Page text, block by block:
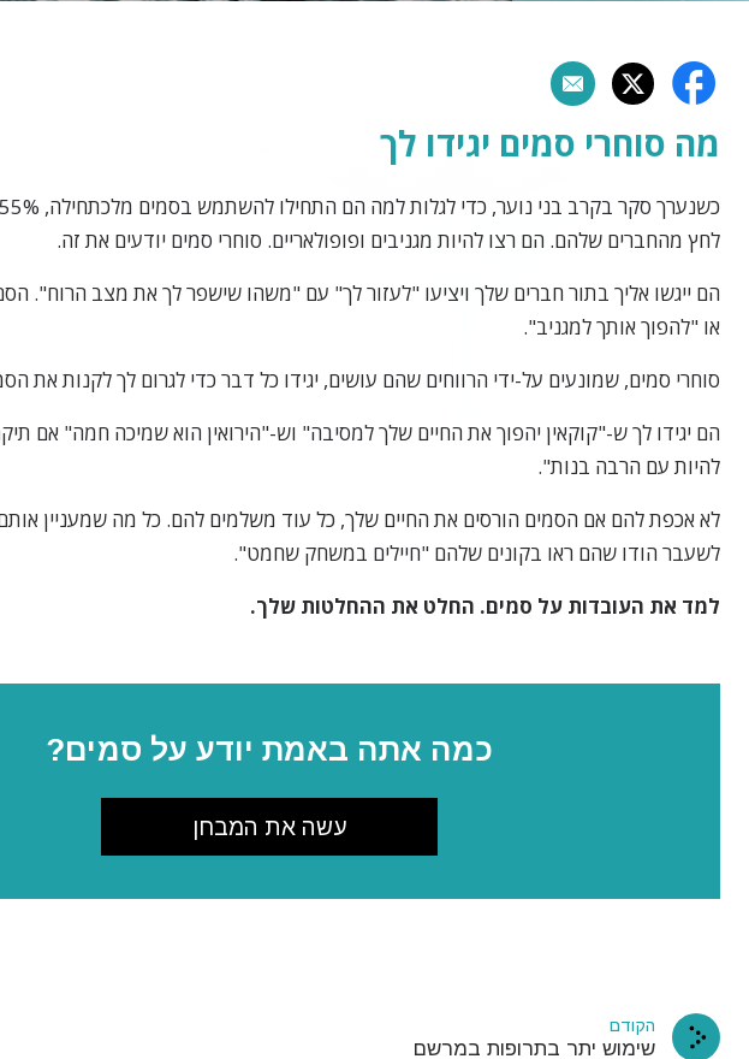
מה סוחרי סמים יגידו לך
לחץ מהחברים שלהם. הם רצו להיות מגניבים ופופולאריים. סוחרי סמים יודעים את זה.
הם ייגשו אליך בתור חברים שלך ויציעו "לעזור לך" עם "משהו שישפר לך את מצב הרוח".
או "להפוך אותך למגניב".
סוחרי סמים, שמונעים על-ידי הרווחים שהם עושים, יגידו כל דבר כדי לגרום לך לקנות את
הם יגידו לך ש-"קוקאין יהפוך את החיים שלך למסיבה" וש-"הירואין הוא שמיכה חמה" אם
להיות עם הרבה בנות".
לא אכפת להם אם הסמים הורסים את החיים שלך, כל עוד משלמים להם. כל מה שמעניין
לשעבר הודו שהם ראו בקונים שלהם "חיילים במשחק שחמט".
למד את העובדות על סמים. החלט את ההחלטות שלך.
כמה אתה באמת יודע על סמים?
עשה את המבחן
הקודם
שימוש יתר בתרופות במרשם